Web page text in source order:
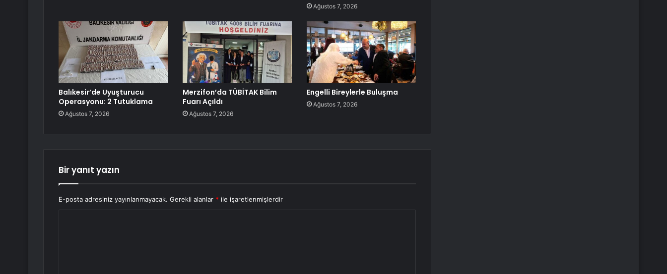
Ağustos 7, 2026
Balıkesir’de Uyuşturucu
Operasyonu: 2 Tutuklama
Ağustos 7, 2026
Merzifon’da TÜBİTAK Bilim
Fuarı Açıldı
Ağustos 7, 2026
Engelli Bireylerle Buluşma
Ağustos 7, 2026
Bir yanıt yazın
E-posta adresiniz yayınlanmayacak. Gerekli alanlar * ile işaretlenmişlerdir